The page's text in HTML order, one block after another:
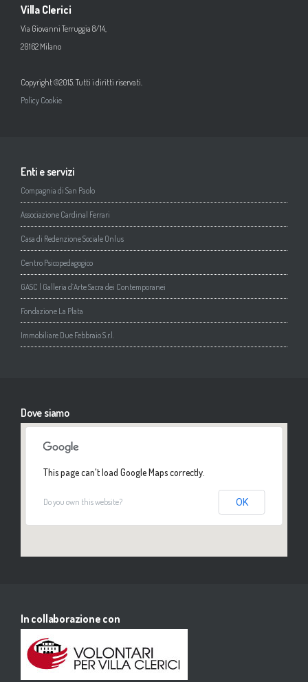
Villa Clerici
Via Giovanni Terruggia 8/14,
20162 Milano
Copyright ©2015. Tutti i diritti riservati.
Policy Cookie
Enti e servizi
Compagnia di San Paolo
Associazione Cardinal Ferrari
Casa di Redenzione Sociale Onlus
Centro Psicopedagogico
GASC | Galleria d’Arte Sacra dei Contemporanei
Fondazione La Plata
Immobiliare Due Febbraio S.r.l.
Dove siamo
This page can't load Google Maps correctly.
Do you own this website? OK
In collaborazione con